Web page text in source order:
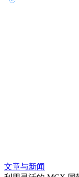
文章与新闻